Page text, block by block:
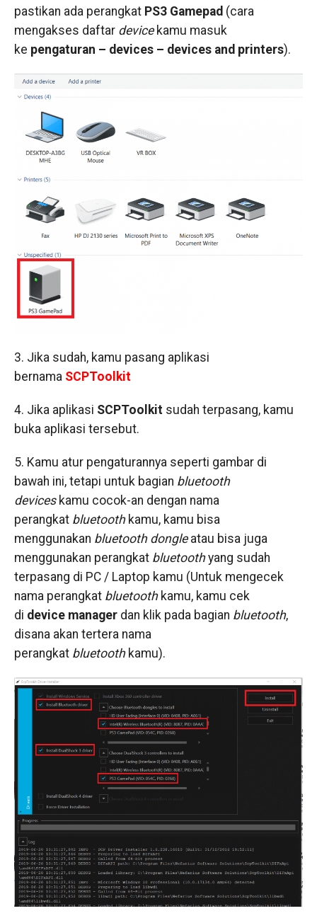
pastikan ada perangkat PS3 Gamepad (cara
mengakses daftar device kamu masuk
ke pengaturan – devices – devices and printers).
3. Jika sudah, kamu pasang aplikasi
bernama SCPToolkit
4. Jika aplikasi SCPToolkit sudah terpasang, kamu
buka aplikasi tersebut.
5. Kamu atur pengaturannya seperti gambar di
bawah ini, tetapi untuk bagian bluetooth
devices kamu cocok-an dengan nama
perangkat bluetooth kamu, kamu bisa
menggunakan bluetooth dongle atau bisa juga
menggunakan perangkat bluetoothyang sudah
terpasang di PC / Laptop kamu (Untuk mengecek
nama perangkat bluetooth kamu, kamu cek
di device manager dan klik pada bagian bluetooth,
disana akan tertera nama
perangkat bluetooth kamu).